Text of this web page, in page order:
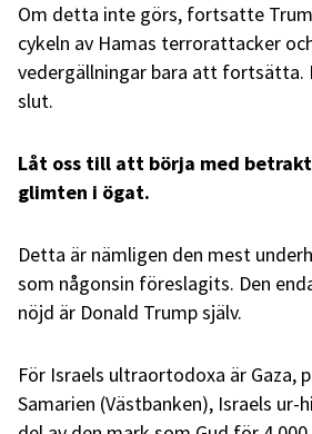
Om detta inte görs, fortsatte
cykeln av Hamas terrorattacker
vedergällningar bara att
slut.
Låt oss till att börja med
glimten i ögat.
Detta är nämligen den mest
som någonsin föreslagits. Den
nöjd är Donald Trump själv.
För Israels ultraortodoxa är Gaza,
Samarien (Västbanken), Israels ur-